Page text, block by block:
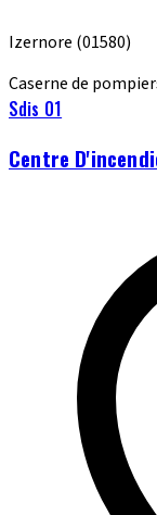
Izernore (01580)
Caserne de
Sdis 01
Centre